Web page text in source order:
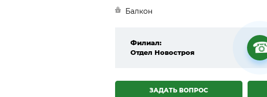
Балкон
Филиал:
Отдел Новостроя
☎
ЗАДАТЬ ВОПРОС